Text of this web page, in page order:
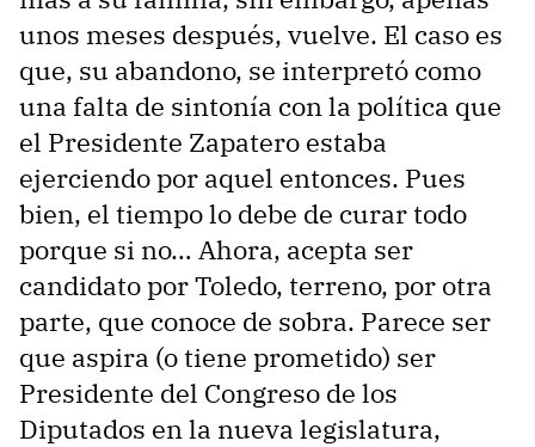
unos meses después, vuelve. El caso es
que, su abandono, se interpretó como
una falta de sintonía con la política que
el Presidente Zapatero estaba
ejerciendo por aquel entonces. Pues
bien, el tiempo lo debe de curar todo
porque si no… Ahora, acepta ser
candidato por Toledo, terreno, por otra
parte, que conoce de sobra. Parece ser
que aspira (o tiene prometido) ser
Presidente del Congreso de los
Diputados en la nueva legislatura,